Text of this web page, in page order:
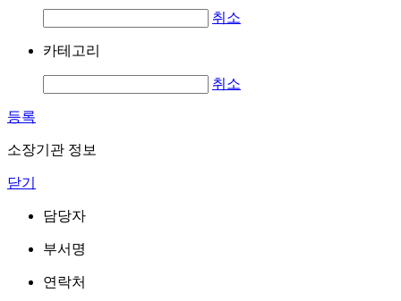
취소
카테고리
취소
등록
소장기관 정보
닫기
담당자
부서명
연락처